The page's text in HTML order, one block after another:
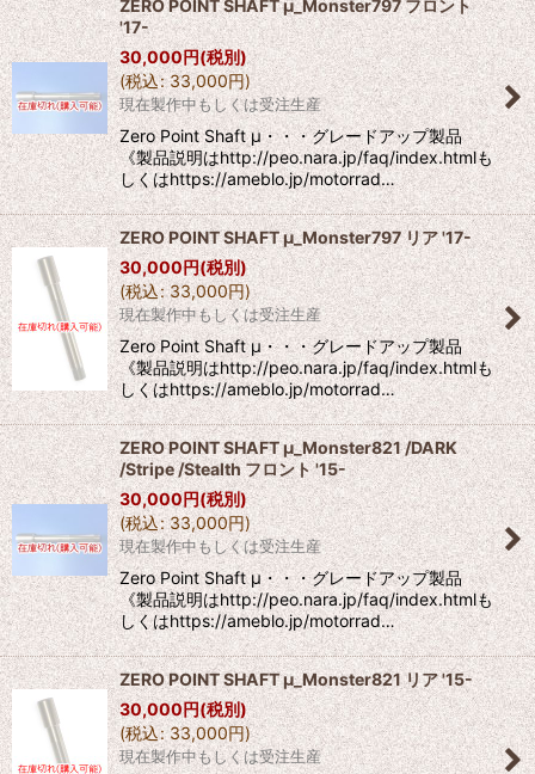
ZERO POINT SHAFT μ_Monster797 フロント
'17-
30,000円(税別)
(税込: 33,000円)
現在製作中もしくは受注生産
Zero Point Shaft μ・・・グレードアップ製品
《製品説明はhttp://peo.nara.jp/faq/index.htmlも
しくはhttps://ameblo.jp/motorrad…
ZERO POINT SHAFT μ_Monster797 リア '17-
30,000円(税別)
(税込: 33,000円)
現在製作中もしくは受注生産
Zero Point Shaft μ・・・グレードアップ製品
《製品説明はhttp://peo.nara.jp/faq/index.htmlも
しくはhttps://ameblo.jp/motorrad…
ZERO POINT SHAFT μ_Monster821 /DARK
/Stripe /Stealth フロント '15-
30,000円(税別)
(税込: 33,000円)
現在製作中もしくは受注生産
Zero Point Shaft μ・・・グレードアップ製品
《製品説明はhttp://peo.nara.jp/faq/index.htmlも
しくはhttps://ameblo.jp/motorrad…
ZERO POINT SHAFT μ_Monster821 リア '15-
30,000円(税別)
(税込: 33,000円)
現在製作中もしくは受注生産